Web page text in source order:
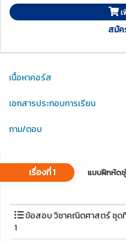
สมัค
เนื้อหาคอร์ส
เอกสารประกอบการเรียน
ถาม/ตอบ
เรื่องที่ 1 แบบฝึกหัด
ข้อสอบ วิชาคณิตศาสตร์ ชุดที่
1